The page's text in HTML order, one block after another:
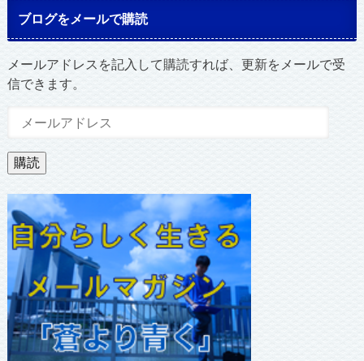
ブログをメールで購読
メールアドレスを記入して購読すれば、更新をメールで受
信できます。
ル
ア
ド
レ
ス
購読